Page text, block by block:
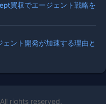
買収でエージェント戦略を
ント開発が加速する理由と
rights reserved.